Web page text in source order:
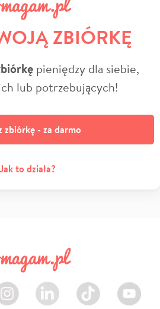
ZBIÓRKĘ
pieniędzy dla siebie,
lub potrzebujących!
zbiórkę - za darmo
Jak to działa?
LinkedIn TikTok Youtube